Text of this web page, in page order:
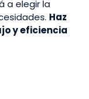
a elegir la
Haz
y eficiencia